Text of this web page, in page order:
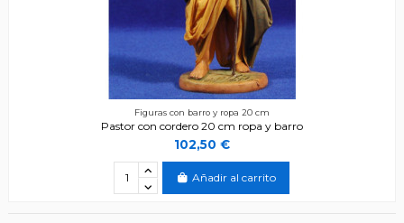
Figuras con barro y ropa 20 cm
Pastor con cordero 20 cm ropa y barro
102,50 €
Añadir al carrito